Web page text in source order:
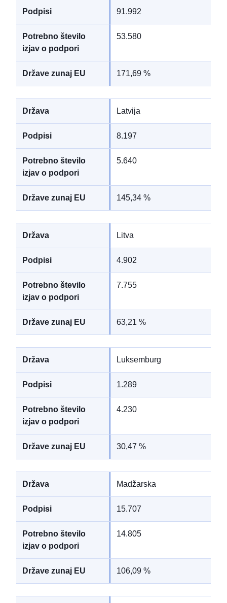
91.992
53.580
171,69 %
Latvija
8.197
5.640
145,34 %
Litva
4.902
7.755
63,21 %
Luksemburg
1.289
4.230
30,47 %
Madžarska
15.707
14.805
106,09 %